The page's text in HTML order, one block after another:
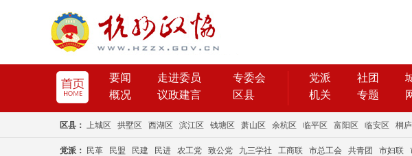
要闻 走进委员
专委会
概况
议政建言 区县
党派 社团
机关
专题
区县： 上城区 拱墅区 西湖区 滨江区 钱塘区 萧山区 余杭区 临平区 富阳区 临安区 桐
党派： 民革 民盟 民建 民进 农工党 致公党 九三学社 工商联 市总工会 共青团 市妇联